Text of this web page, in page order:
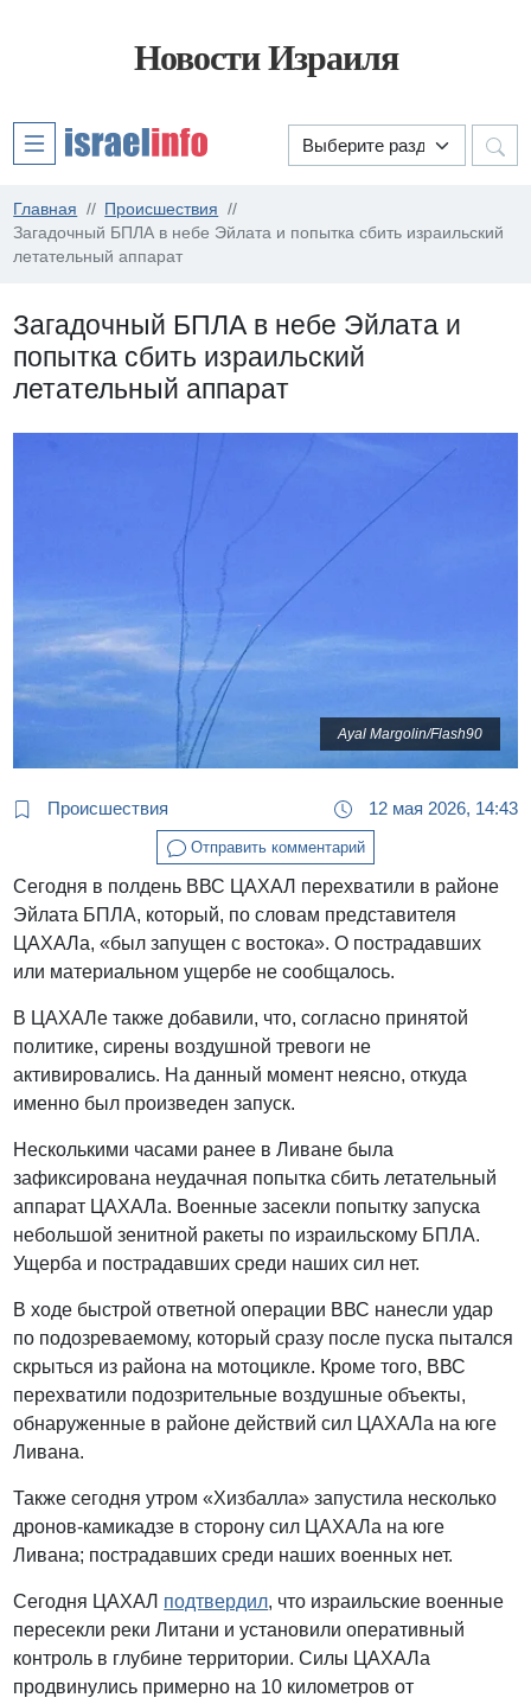
Новости Израиля
Главная
Происшествия
Загадочный БПЛА в небе Эйлата и попытка сбить израильский
летательный аппарат
Загадочный БПЛА в небе Эйлата и
попытка сбить израильский
летательный аппарат
Ayal Margolin/Flash90
Происшествия 12 мая 2026, 14:43
Отправить комментарий
Сегодня в полдень ВВС ЦАХАЛ перехватили в районе
Эйлата БПЛА, который, по словам представителя
ЦАХАЛа, «был запущен с востока». О пострадавших
или материальном ущербе не сообщалось.
В ЦАХАЛе также добавили, что, согласно принятой
политике, сирены воздушной тревоги не
активировались. На данный момент неясно, откуда
именно был произведен запуск.
Несколькими часами ранее в Ливане была
зафиксирована неудачная попытка сбить летательный
аппарат ЦАХАЛа. Военные засекли попытку запуска
небольшой зенитной ракеты по израильскому БПЛА.
Ущерба и пострадавших среди наших сил нет.
В ходе быстрой ответной операции ВВС нанесли удар
по подозреваемому, который сразу после пуска пытался
скрыться из района на мотоцикле. Кроме того, ВВС
перехватили подозрительные воздушные объекты,
обнаруженные в районе действий сил ЦАХАЛа на юге
Ливана.
Также сегодня утром «Хизбалла» запустила несколько
дронов-камикадзе в сторону сил ЦАХАЛа на юге
Ливана; пострадавших среди наших военных нет.
Сегодня ЦАХАЛ подтвердил, что израильские военные
пересекли реки Литани и установили оперативный
контроль в глубине территории. Силы ЦАХАЛа
продвинулись примерно на 10 километров от